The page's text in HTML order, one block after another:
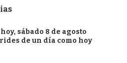
sábado 8 de agosto
de un día como hoy